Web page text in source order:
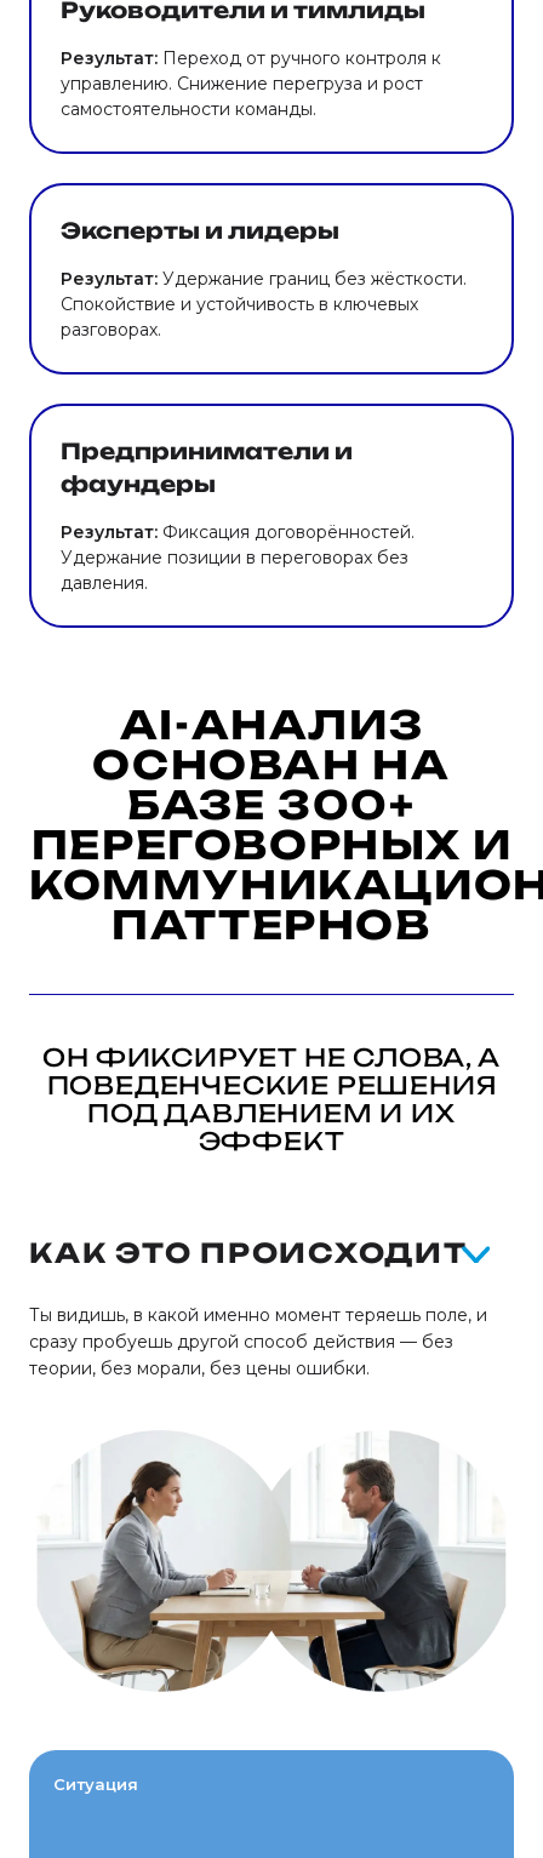
Руководители и тимлиды
Результат: Переход от ручного контроля к
управлению. Снижение перегруза и рост
самостоятельности команды.
Эксперты и лидеры
Результат: Удержание границ без жёсткости.
Спокойствие и устойчивость в ключевых
разговорах.
Предприниматели и
фаундеры
Результат: Фиксация договорённостей.
Удержание позиции в переговорах без
давления.
AI-АНАЛИЗ
ОСНОВАН НА
БАЗЕ 300+
ПЕРЕГОВОРНЫХ И
ПАТТЕРНОВ
ОН ФИКСИРУЕТ НЕ СЛОВА, А
ПОВЕДЕНЧЕСКИЕ РЕШЕНИЯ
ПОД ДАВЛЕНИЕМ И ИХ
ЭФФЕКТ
КАК ЭТО ПРОИСХОДИТ
Ты видишь, в какой именно момент теряешь поле, и
сразу пробуешь другой способ действия — без
теории, без морали, без цены ошибки.
Ситуация